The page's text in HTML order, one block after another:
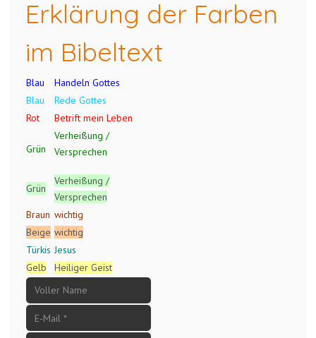
Erklärung der Farben
im Bibeltext
Blau
Handeln Gottes
Blau
Rede Gottes
Rot
Betrift mein Leben
Grün
Verheißung /
Versprechen
Grün
Verheißung /
Versprechen
Braun wichtig
Beige wichtig
Türkis Jesus
Gelb
Heiliger Geist